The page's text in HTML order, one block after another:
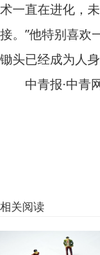
术一直在进化，
接。”他特别喜欢
锄头已经成为人
中青报·中青
相关阅读